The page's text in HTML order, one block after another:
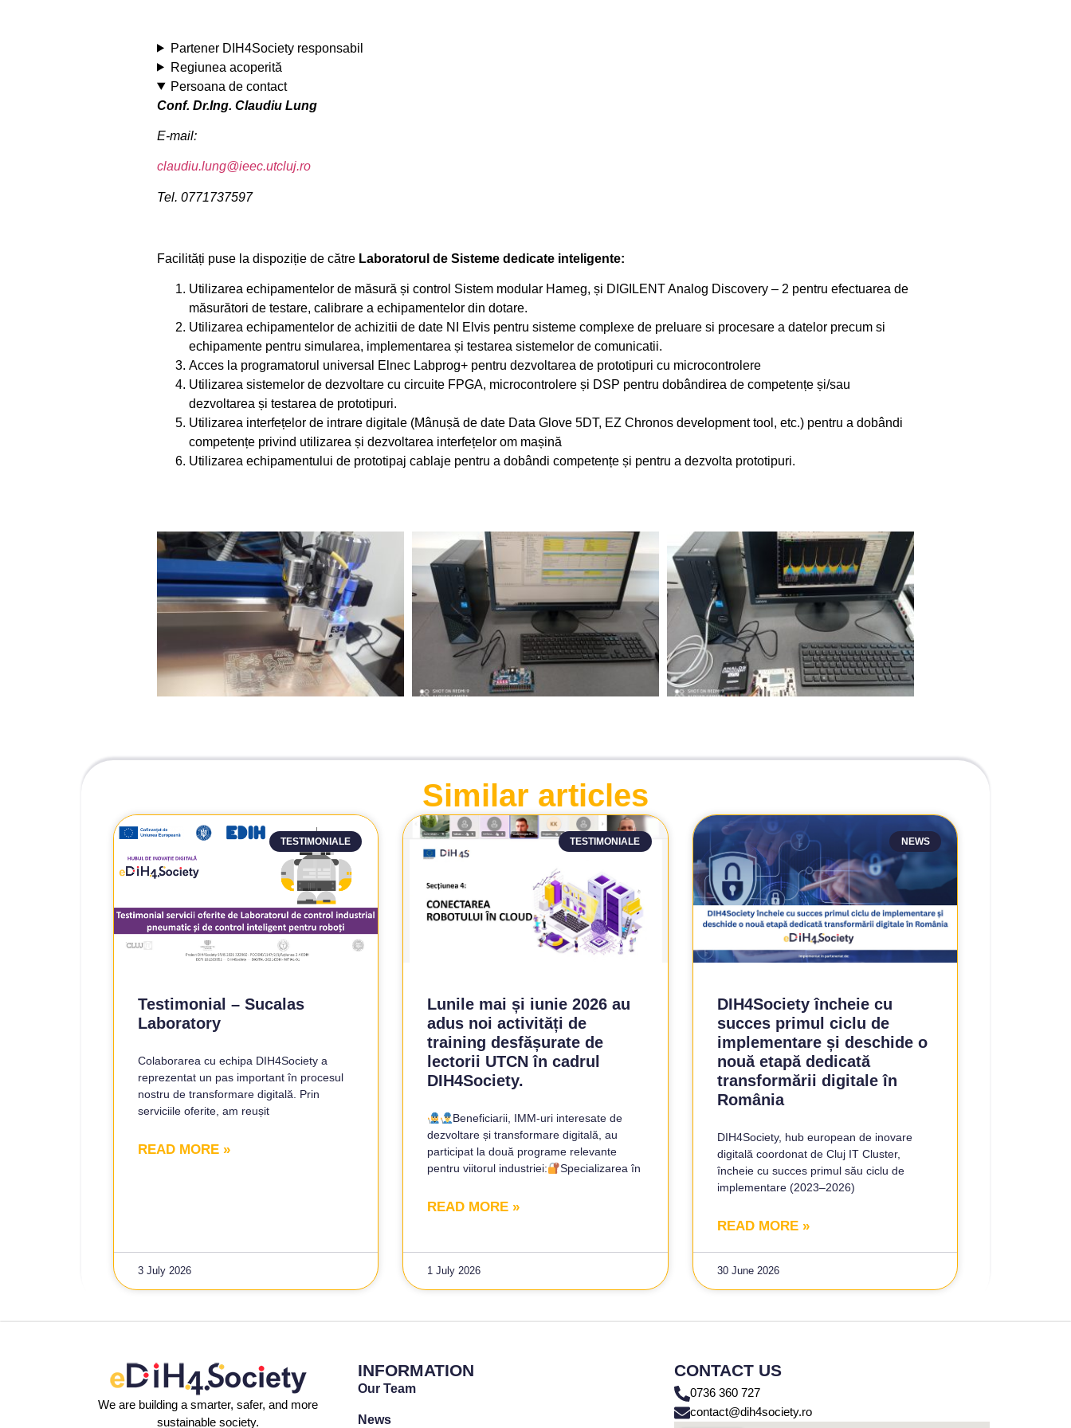
Partener DIH4Society responsabil
Regiunea acoperită
Persoana de contact
Conf. Dr.Ing. Claudiu Lung
E-mail:
claudiu.lung@ieec.utcluj.ro
Tel. 0771737597
Facilități puse la dispoziție de către Laboratorul de Sisteme dedicate inteligente:
Utilizarea echipamentelor de măsură și control Sistem modular Hameg, și DIGILENT Analog Discovery – 2 pentru efectuarea de
măsurători de testare, calibrare a echipamentelor din dotare.
Utilizarea echipamentelor de achizitii de date NI Elvis pentru sisteme complexe de preluare si procesare a datelor precum si
echipamente pentru simularea, implementarea și testarea sistemelor de comunicatii.
Acces la programatorul universal Elnec Labprog+ pentru dezvoltarea de prototipuri cu microcontrolere
Utilizarea sistemelor de dezvoltare cu circuite FPGA, microcontrolere și DSP pentru dobândirea de competențe și/sau
dezvoltarea și testarea de prototipuri.
Utilizarea interfețelor de intrare digitale (Mânușă de date Data Glove 5DT, EZ Chronos development tool, etc.) pentru a dobândi
competențe privind utilizarea și dezvoltarea interfețelor om mașină
Utilizarea echipamentului de prototipaj cablaje pentru a dobândi competențe și pentru a dezvolta prototipuri.
Similar articles
TESTIMONIALE
Testimonial – Sucalas
Laboratory
Colaborarea cu echipa DIH4Society a
reprezentat un pas important în procesul
nostru de transformare digitală. Prin
serviciile oferite, am reușit
READ MORE »
3 July 2026
TESTIMONIALE
Lunile mai și iunie 2026 au
adus noi activități de
training desfășurate de
lectorii UTCN în cadrul
DIH4Society.
Beneficiarii, IMM-uri interesate de
dezvoltare și transformare digitală, au
participat la două programe relevante
pentru viitorul industriei:
Specializarea în
READ MORE »
1 July 2026
NEWS
DIH4Society încheie cu
succes primul ciclu de
implementare și deschide o
nouă etapă dedicată
transformării digitale în
România
DIH4Society, hub european de inovare
digitală coordonat de Cluj IT Cluster,
încheie cu succes primul său ciclu de
implementare (2023–2026)
READ MORE »
30 June 2026
We are building a smarter, safer, and more
sustainable society.
INFORMATION
Our Team
News
CONTACT US
0736 360 727
contact@dih4society.ro